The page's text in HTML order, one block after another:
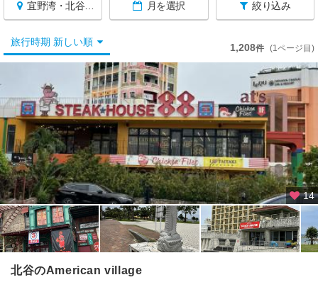
宜野湾・北谷・中城 月を選択 絞り込み
べ
宮
島
八
重
山
列
島
(
石
垣
・
旅行時期 新しい順 1,208件 (1ページ目)
14
北谷のAmerican village